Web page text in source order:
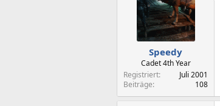
Speedy
Cadet 4th Year
Registriert
Juli 2001
Beiträge
108